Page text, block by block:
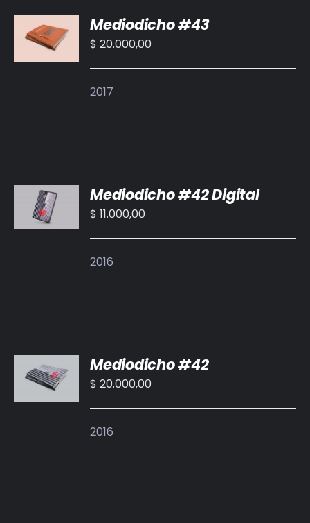
AL
CARRITO
/
Mediodicho #43
$ 20.000,00
2017
AL
CARRITO
/
Mediodicho #42 Digital
$ 11.000,00
2016
AL
CARRITO
/
Mediodicho #42
$ 20.000,00
2016